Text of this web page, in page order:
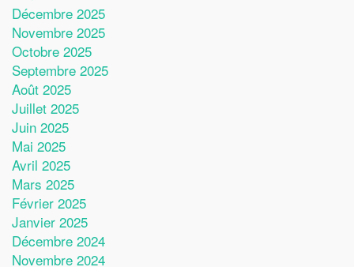
Décembre 2025
Novembre 2025
Octobre 2025
Septembre 2025
Août 2025
Juillet 2025
Juin 2025
Mai 2025
Avril 2025
Mars 2025
Février 2025
Janvier 2025
Décembre 2024
Novembre 2024